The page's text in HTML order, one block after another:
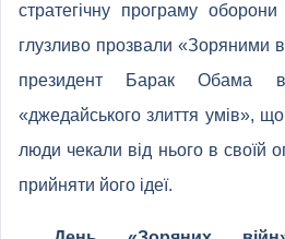
стратегічну програму оборони
глузливо прозвали «Зоряними
президент Барак Обама
«джедайського злиття умів»,
люди чекали від нього в своїй
прийняти його ідеї.